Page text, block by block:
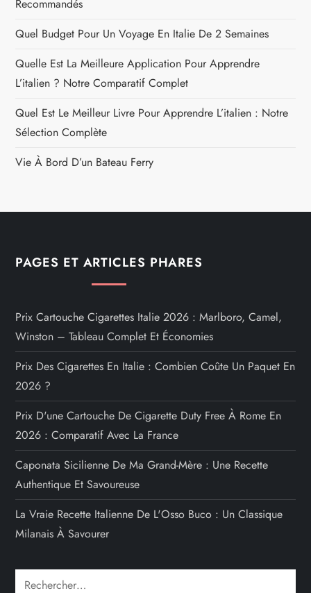
Recommandés
Quel Budget Pour Un Voyage En Italie De 2 Semaines
Quelle Est La Meilleure Application Pour Apprendre
L’italien ? Notre Comparatif Complet
Quel Est Le Meilleur Livre Pour Apprendre L’italien : Notre
Sélection Complète
Vie À Bord D’un Bateau Ferry
PAGES ET ARTICLES PHARES
Prix Cartouche Cigarettes Italie 2026 : Marlboro, Camel,
Winston – Tableau Complet Et Économies
Prix Des Cigarettes En Italie : Combien Coûte Un Paquet En
2026 ?
Prix D'une Cartouche De Cigarette Duty Free À Rome En
2026 : Comparatif Avec La France
Caponata Sicilienne De Ma Grand-Mère : Une Recette
Authentique Et Savoureuse
La Vraie Recette Italienne De L'Osso Buco : Un Classique
Milanais À Savourer
Rechercher :